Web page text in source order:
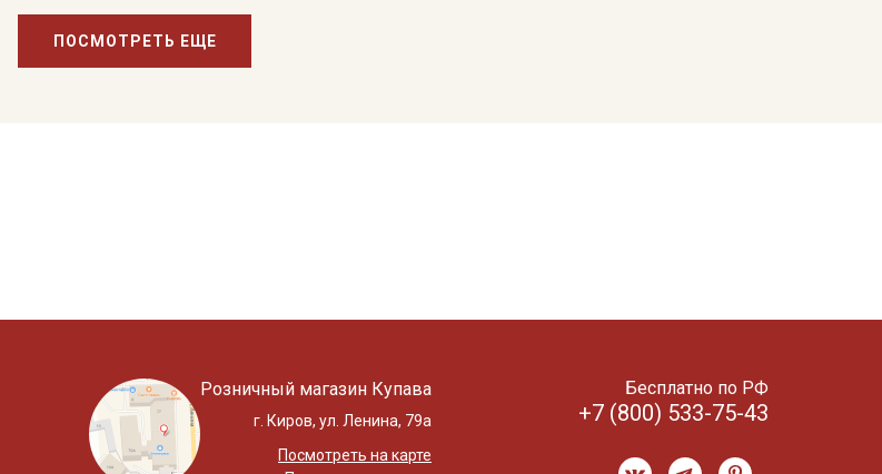
ПОСМОТРЕТЬ ЕЩЕ
Розничный магазин Купава
г. Киров, ул. Ленина, 79а
Посмотреть на карте
Бесплатно по РФ
+7 (800) 533-75-43